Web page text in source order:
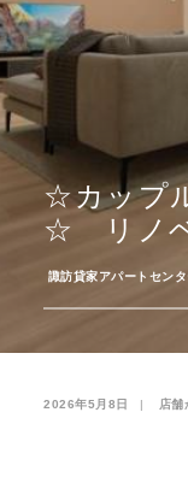
企業情報
お気に
☆カップ
☆ リノベ
諏訪貸家アパートセン
2026年5月8日 | 店舗